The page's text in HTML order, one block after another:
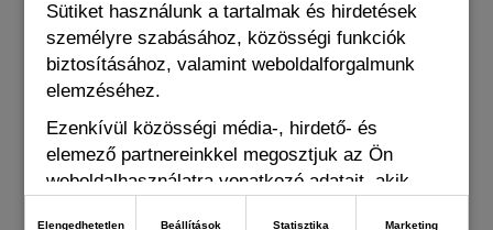
Sütiket használunk a tartalmak és hirdetések
személyre szabásához, közösségi funkciók
biztosításához, valamint weboldalforgalmunk
elemzéséhez.
Ezenkívül közösségi média-, hirdető- és
elemező partnereinkkel megosztjuk az Ön
weboldalhasználatra vonatkozó adatait, akik
Elengedhetetlen Beállítások Statisztika Marketing